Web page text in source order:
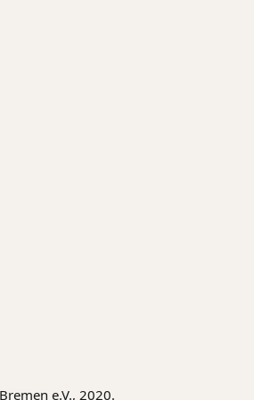
e.V., 2020.